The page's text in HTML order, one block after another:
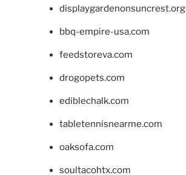
displaygardenonsuncrest.org
bbq-empire-usa.com
feedstoreva.com
drogopets.com
ediblechalk.com
tabletennisnearme.com
oaksofa.com
soultacohtx.com